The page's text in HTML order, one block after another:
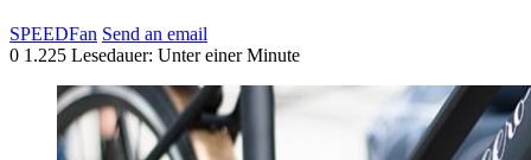
SPEEDFan Send an email
0 1.225 Lesedauer: Unter einer Minute